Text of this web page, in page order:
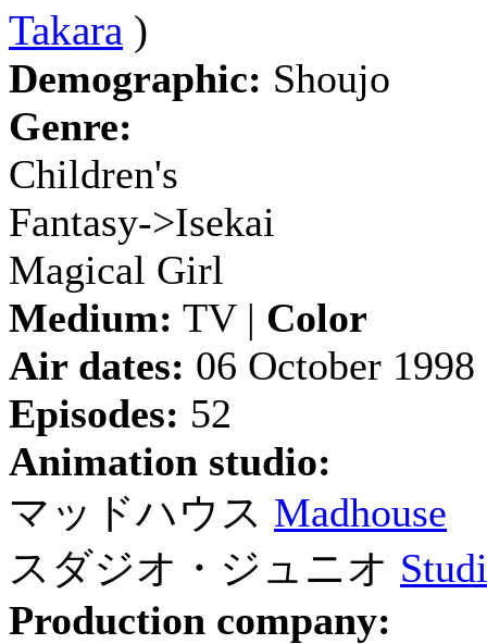
Takara )
Demographic: Shoujo
Genre:
Children's
Fantasy->Isekai
Magical Girl
Medium: TV | Color
Air dates: 06 October
Episodes: 52
Animation studio:
マッドハウス Madhouse
スダジオ・ジュニオ
Production company: